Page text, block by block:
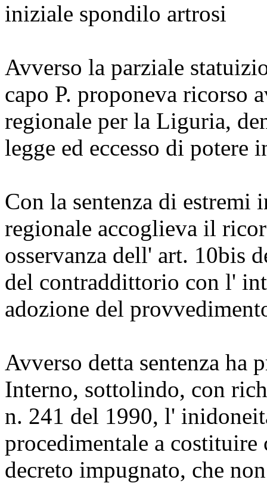
iniziale spondilo artrosi
Avverso la parziale
capo P. proponeva ricorso
regionale per la Liguria,
legge ed eccesso di
Con la sentenza di
regionale accoglieva il
osservanza dell' art. 10bis
del contraddittorio con l'
adozione del
Avverso detta sentenza
Interno, sottolindo, con
n. 241 del 1990, l'
procedimentale a
decreto impugnato, che